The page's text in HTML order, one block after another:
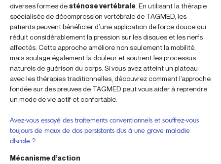
diverses formes desténose vertébrale . En utilisant la thérapie
spécialisée de décompression vertébrale de TAGMED, les
patients peuvent bénéficier d’une application de force douce qui
réduit considérablement la pression sur les disques et les nerfs
affectés. Cette approche améliore non seulement la mobilité,
mais soulage également la douleur et soutient les processus
naturels de guérison du corps. Si vous avez atteint un plateau
avec les thérapies traditionnelles, découvrez comment l’approche
fondée sur des preuves de TAGMED peut vous aider à reprendre
un mode de vie actif et confortable.
Avez-vous essayé des traitements conventionnels et souffrez-vous
toujours de maux de dos persistants dus à une grave maladie
discale ?
Mécanisme d’action